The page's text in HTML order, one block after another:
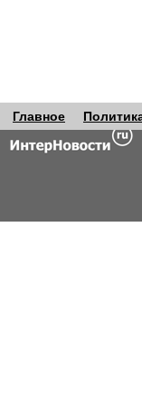
Главное